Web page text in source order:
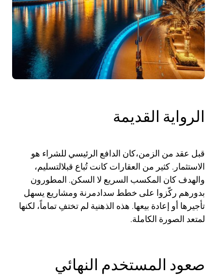
الرواية القديمة
قبل عقد من الزمن،كان الدافع الرئيسي للشراء هو
الاستثمار. كثير من العقارات كانت تُباع قبلالتسليم،
والهدف كان المكسب السريع لا السكن. المطورون
بدورهم ركّزوا على خطط سدادمرنة ومشاريع يسهل
تأجيرها أو إعادة بيعها. هذه الذهنية لم تختفِ تماماً، لكنها
لمتعد الصورة الكاملة.
صعود المستخدم النهائي